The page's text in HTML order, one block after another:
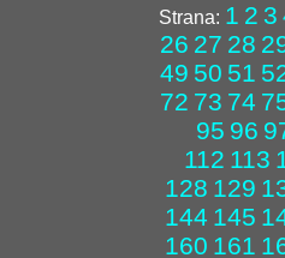
Strana: 1 2 3
26 27 28
49 50 51
72 73 74
95 96
112 113
128 129
144 145
160 161